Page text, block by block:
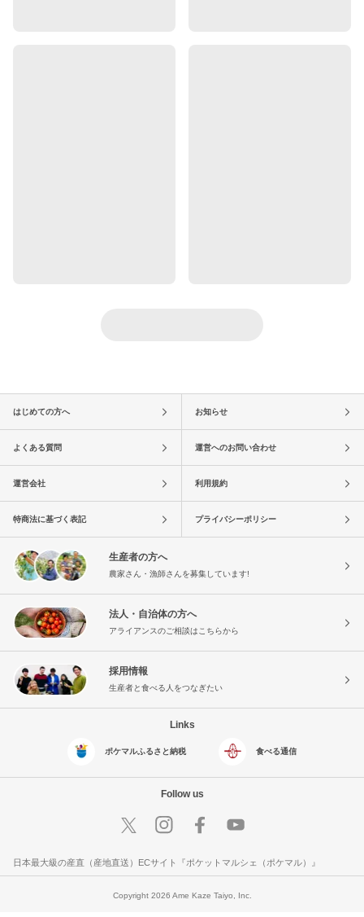
はじめての方へ お知らせ
よくある質問 運営へのお問い合わせ
運営会社 利用規約
特商法に基づく表記 プライバシーポリシー
生産者の方へ
農家さん・漁師さんを募集しています!
法人・自治体の方へ
アライアンスのご相談はこちらから
採用情報
生産者と食べる人をつなぎたい
Links
ポケマルふるさと納税 食べる通信
Follow us
日本最大級の産直（産地直送）ECサイト『ポケットマルシェ（ポケマル）』
Copyright 2026 Ame Kaze Taiyo, Inc.